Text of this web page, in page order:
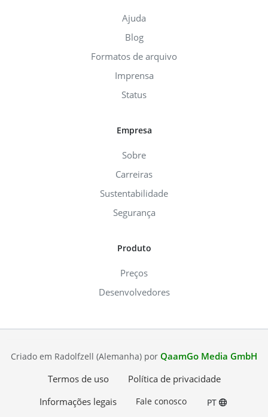
Ajuda
Blog
Formatos de arquivo
Imprensa
Status
Empresa
Sobre
Carreiras
Sustentabilidade
Segurança
Produto
Preços
Desenvolvedores
Criado em Radolfzell (Alemanha) por QaamGo Media GmbH
Termos de uso
Política de privacidade
Informações legais
Fale conosco PT